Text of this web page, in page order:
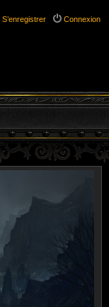
Connexion
S’enregistrer